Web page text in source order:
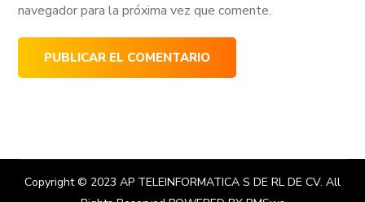
navegador para la próxima vez que comente.
Copyright © 2023 AP TELEINFORMATICA S DE RL DE CV. All